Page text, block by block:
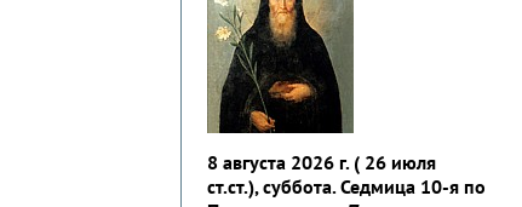
8 августа 2026 г. ( 26 июля
ст.ст.), суббота. Седмица 10-я по